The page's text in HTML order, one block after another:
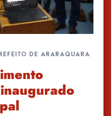
DE ARARAQUARA